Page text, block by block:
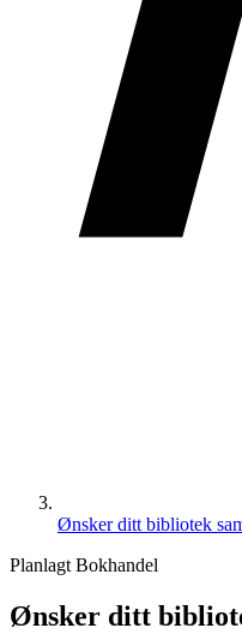
Ønsker ditt bibliotek
Planlagt Bokhandel
Ønsker ditt